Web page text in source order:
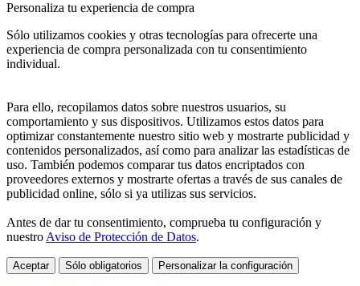
Personaliza tu experiencia de compra
Sólo utilizamos cookies y otras tecnologías para ofrecerte una
experiencia de compra personalizada con tu consentimiento
individual.
Para ello, recopilamos datos sobre nuestros usuarios, su
comportamiento y sus dispositivos. Utilizamos estos datos para
optimizar constantemente nuestro sitio web y mostrarte publicidad y
contenidos personalizados, así como para analizar las estadísticas de
uso. También podemos comparar tus datos encriptados con
proveedores externos y mostrarte ofertas a través de sus canales de
publicidad online, sólo si ya utilizas sus servicios.
Antes de dar tu consentimiento, comprueba tu configuración y
nuestro Aviso de Protección de Datos.
Aceptar Sólo obligatorios Personalizar la configuración